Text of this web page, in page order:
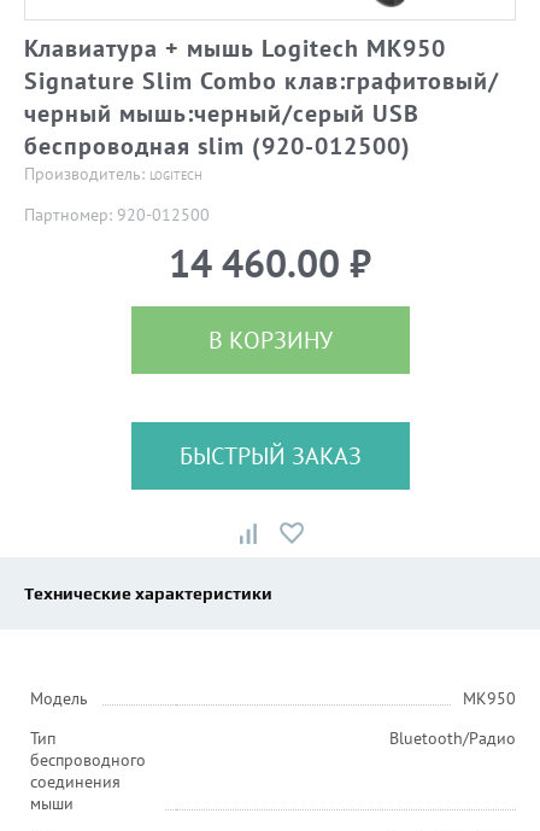
Клавиатура + мышь Logitech MK950
Signature Slim Combo клав:графитовый/
черный мышь:черный/серый USB
беспроводная slim (920-012500)
Производитель: LOGITECH
Партномер: 920-012500
14 460.00 ₽
В КОРЗИНУ
БЫСТРЫЙ ЗАКАЗ
Технические характеристики
Модель
MK950
Тип
беспроводного
соединения
мыши
Bluetooth/Радио